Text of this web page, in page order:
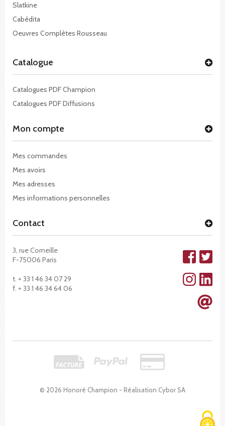
© 2026 Honoré Champion - Réalisation Cybor SA
Slatkine
Cabédita
Oeuvres Complètes Rousseau
Catalogue
Catalogues PDF Champion
Catalogues PDF Diffusions
Mon compte
Mes commandes
Mes avoirs
Mes adresses
Mes informations personnelles
Contact
3, rue Corneille
F-75006 Paris
t. + 33 1 46 34 07 29
f. + 33 1 46 34 64 06